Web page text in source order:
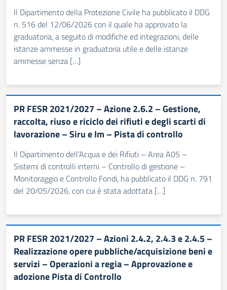
Il Dipartimento della Protezione Civile ha pubblicato il DDG
n. 516 del 12/06/2026 con il quale ha approvato la
graduatoria, a seguito di modifiche ed integrazioni, delle
istanze ammesse in graduatoria utile e delle istanze
ammesse senza […]
PR FESR 2021/2027 – Azione 2.6.2 – Gestione,
raccolta, riuso e riciclo dei rifiuti e degli scarti di
lavorazione – Siru e Im – Pista di controllo
Il Dipartimento dell’Acqua e dei Rifiuti – Area A05 –
Sistemi di controlli interni – Controllo di gestione –
Monitoraggio e Controllo Fondi, ha pubblicato il DDG n. 791
del 20/05/2026, con cui è stata adottata […]
PR FESR 2021/2027 – Azioni 2.4.2, 2.4.3 e 2.4.5 –
Realizzazione opere pubbliche/acquisizione beni e
servizi – Operazioni a regia – Approvazione e
adozione Pista di Controllo